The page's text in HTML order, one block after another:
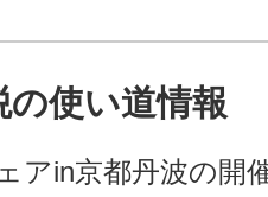
使い道情報
アin京都丹波の開